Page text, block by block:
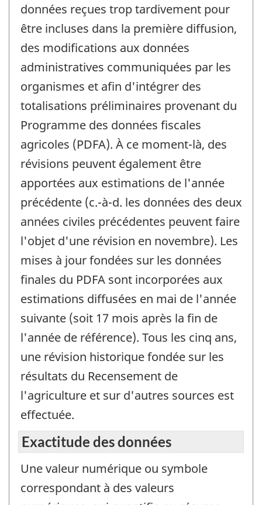
données reçues trop tardivement pour
être incluses dans la première diffusion,
des modifications aux données
administratives communiquées par les
organismes et afin d'intégrer des
totalisations préliminaires provenant du
Programme des données fiscales
agricoles (PDFA). À ce moment-là, des
révisions peuvent également être
apportées aux estimations de l'année
précédente (c.-à-d. les données des deux
années civiles précédentes peuvent faire
l'objet d'une révision en novembre). Les
mises à jour fondées sur les données
finales du PDFA sont incorporées aux
estimations diffusées en mai de l'année
suivante (soit 17 mois après la fin de
l'année de référence). Tous les cinq ans,
une révision historique fondée sur les
résultats du Recensement de
l'agriculture et sur d'autres sources est
effectuée.
Exactitude des données
Une valeur numérique ou symbole
correspondant à des valeurs